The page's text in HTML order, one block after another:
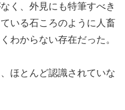
く、外見にも特筆すべき
いる石ころのように人畜
わからない存在だった。
ほとんど認識されていな